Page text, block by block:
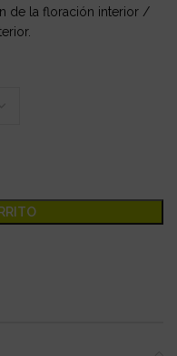
de la floración interior /